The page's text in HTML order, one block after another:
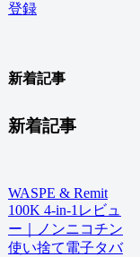
新着記事
新着記事
WASPE & Remit
100K 4-in-1レビュ
ー｜ノンニコチン
使い捨て電子タバ